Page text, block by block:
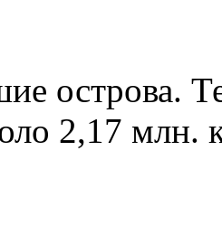
острова.
2,17 млн.